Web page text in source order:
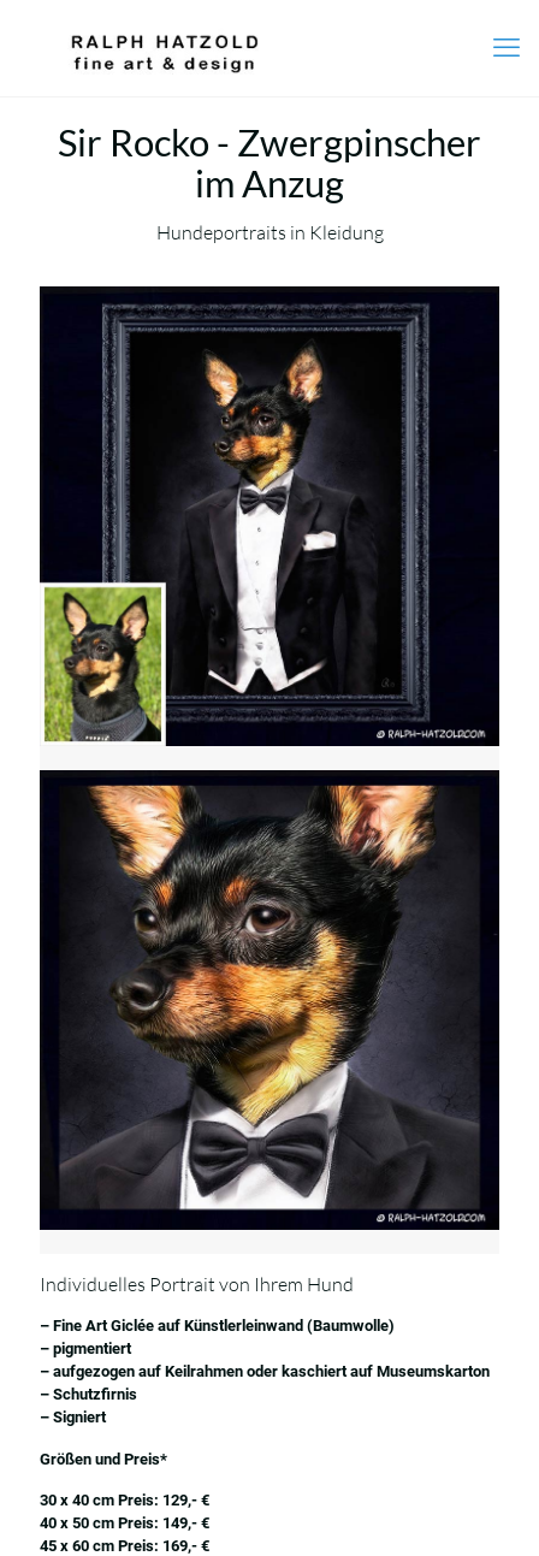
Sir Rocko - Zwergpinscher
im Anzug
Hundeportraits in Kleidung
Individuelles Portrait von Ihrem Hund
– Fine Art Giclée auf Künstlerleinwand (Baumwolle)
– pigmentiert
– aufgezogen auf Keilrahmen oder kaschiert auf Museumskarton
– Schutzfirnis
– Signiert
Größen und Preis*
30 x 40 cm Preis: 129,- €
40 x 50 cm Preis: 149,- €
45 x 60 cm Preis: 169,- €